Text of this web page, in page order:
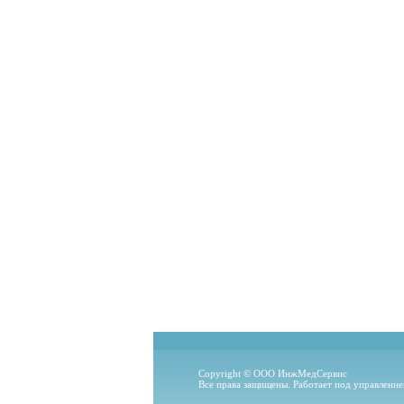
Copyright © ООО ИнжМедСервис
Все права защищены. Работает под